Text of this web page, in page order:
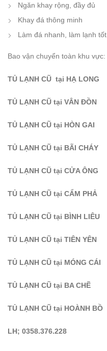
Ngăn khay rộng, đầy đủ
Khay đá thông minh
Làm đá nhanh, làm lạnh tốt
Bao vận chuyển toàn khu vực:
TỦ LẠNH CŨ tại HẠ LONG
TỦ LẠNH CŨ tại VÂN ĐỒN
TỦ LẠNH CŨ tại HÒN GAI
TỦ LẠNH CŨ tại BÃI CHÁY
TỦ LẠNH CŨ tại CỬA ÔNG
TỦ LẠNH CŨ tại CẨM PHẢ
TỦ LẠNH CŨ tại BÌNH LIÊU
TỦ LẠNH CŨ tại TIÊN YÊN
TỦ LẠNH CŨ tại MÓNG CÁI
TỦ LẠNH CŨ tại BA CHẼ
TỦ LẠNH CŨ tại HOÀNH BỒ
LH; 0358.376.228